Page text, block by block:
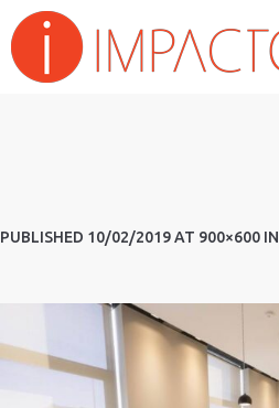
PUBLISHED 10/02/2019AT 900×600 IN